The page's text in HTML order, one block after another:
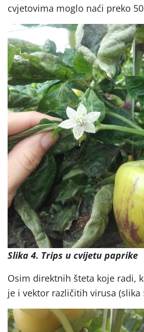
cvjetovima moglo naći preko
Slika 4. Trips u cvijetu paprike
Osim direktnih šteta koje radi,
je i vektor različitih virusa (slika